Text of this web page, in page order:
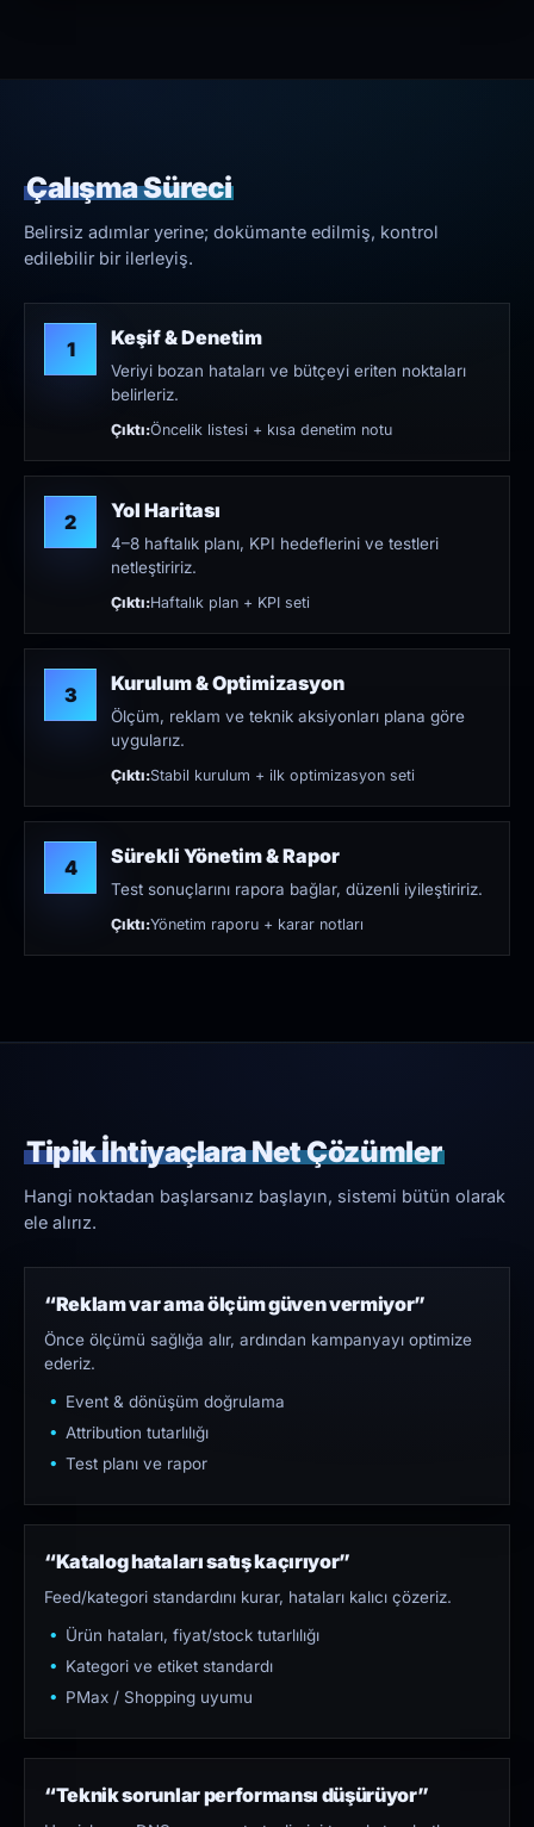
Çalışma Süreci
Belirsiz adımlar yerine; dokümante edilmiş, kontrol
edilebilir bir ilerleyiş.
1 Keşif & Denetim
Veriyi bozan hataları ve bütçeyi eriten noktaları
belirleriz.
Çıktı:Öncelik listesi + kısa denetim notu
2 Yol Haritası
4–8 haftalık planı, KPI hedeflerini ve testleri
netleştiririz.
Çıktı:Haftalık plan + KPI seti
3 Kurulum & Optimizasyon
Ölçüm, reklam ve teknik aksiyonları plana göre
uygularız.
Çıktı:Stabil kurulum + ilk optimizasyon seti
4 Sürekli Yönetim & Rapor
Test sonuçlarını rapora bağlar, düzenli iyileştiririz.
Çıktı:Yönetim raporu + karar notları
Tipik İhtiyaçlara Net Çözümler
Hangi noktadan başlarsanız başlayın, sistemi bütün olarak
ele alırız.
“Reklam var ama ölçüm güven vermiyor”
Önce ölçümü sağlığa alır, ardından kampanyayı optimize
ederiz.
Event & dönüşüm doğrulama
Attribution tutarlılığı
Test planı ve rapor
“Katalog hataları satış kaçırıyor”
Feed/kategori standardını kurar, hataları kalıcı çözeriz.
Ürün hataları, fiyat/stock tutarlılığı
Kategori ve etiket standardı
PMax / Shopping uyumu
“Teknik sorunlar performansı düşürüyor”